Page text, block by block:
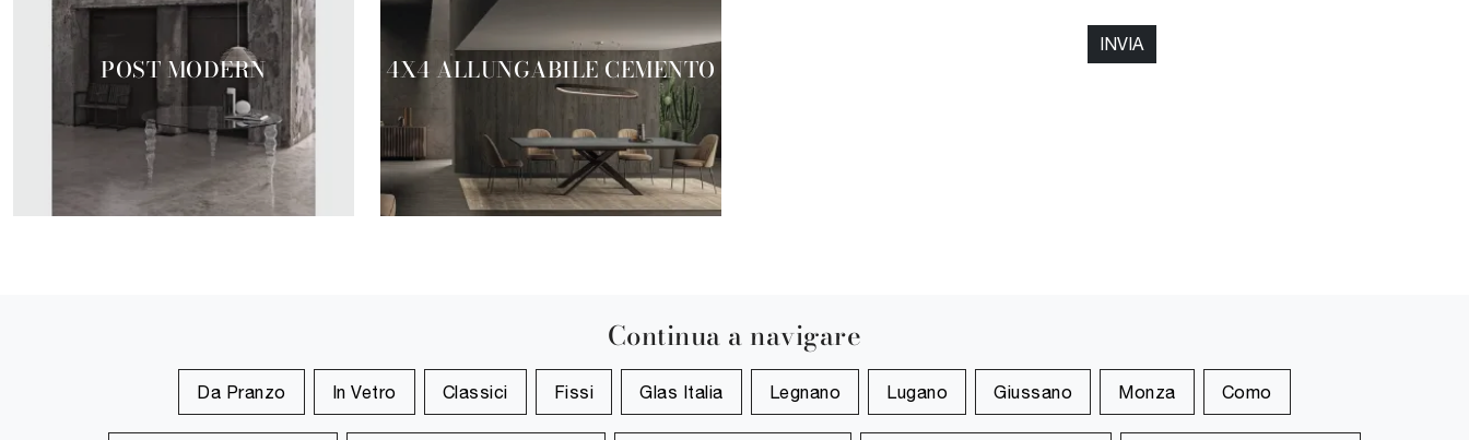
POST MODERN 4X4 ALLUNGABILE CEMENTO
INVIA
Continua a navigare
Da Pranzo In Vetro Classici Fissi Glas Italia Legnano Lugano Giussano Monza Como